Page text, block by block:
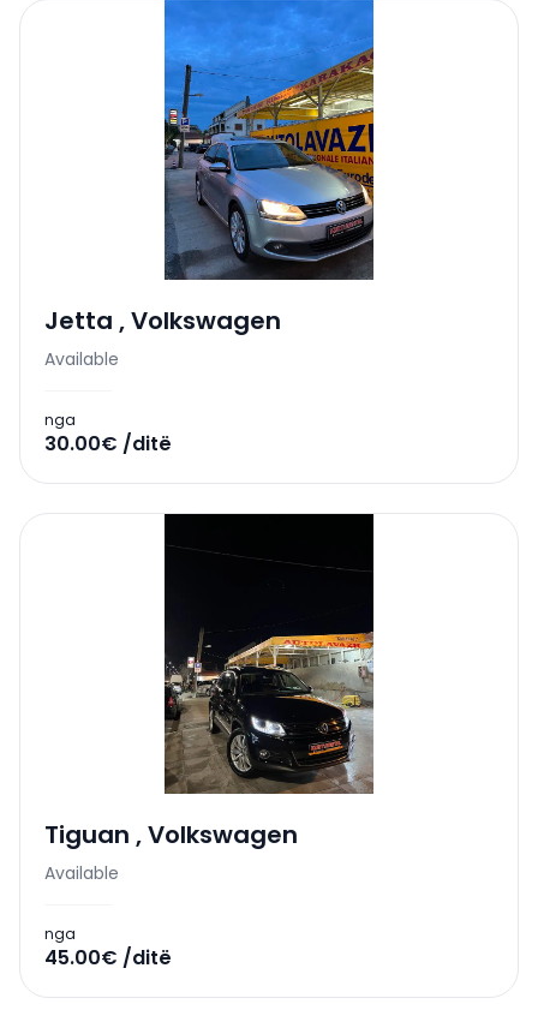
Jetta ,Volkswagen
Available
nga
30.00€ /ditë
Tiguan ,Volkswagen
Available
nga
45.00€ /ditë